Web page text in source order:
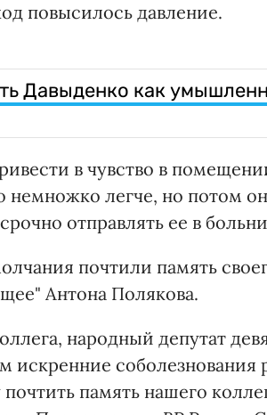
повысилось давление.
Давыденко как
в чувство в
немножко легче, но потом
отправлять ее в
почтили память
Антона Полякова.
народный депутат
искренние
память нашего